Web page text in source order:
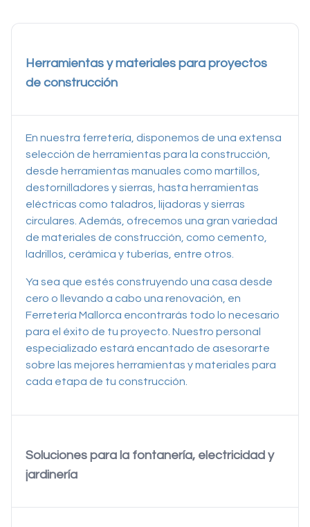
Herramientas y materiales para proyectos
de construcción
En nuestra ferretería, disponemos de una extensa
selección de herramientas para la construcción,
desde herramientas manuales como martillos,
destornilladores y sierras, hasta herramientas
eléctricas como taladros, lijadoras y sierras
circulares. Además, ofrecemos una gran variedad
de materiales de construcción, como cemento,
ladrillos, cerámica y tuberías, entre otros.
Ya sea que estés construyendo una casa desde
cero o llevando a cabo una renovación, en
Ferretería Mallorca encontrarás todo lo necesario
para el éxito de tu proyecto. Nuestro personal
especializado estará encantado de asesorarte
sobre las mejores herramientas y materiales para
cada etapa de tu construcción.
Soluciones para la fontanería, electricidad y
jardinería